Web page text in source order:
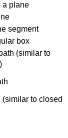
a plane
segment
box
(similar to
(similar to closed